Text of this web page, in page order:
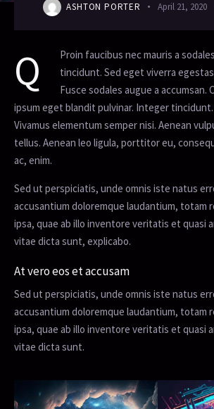
ASHTON PORTER April 21, 2020
Q
Proin faucibus nec mauris a
tincidunt. Sed eget viverra
Fusce sodales augue a accumsan.
ipsum eget blandit pulvinar. Integer tincidunt.
Vivamus elementum semper nisi. Aenean
tellus. Aenean leo ligula, porttitor eu,
ac, enim.
Sed ut perspiciatis, unde omnis iste natus
accusantium doloremque laudantium, totam
ipsa, quae ab illo inventore veritatis et quasi
vitae dicta sunt, explicabo.
At vero eos et accusam
Sed ut perspiciatis, unde omnis iste natus
accusantium doloremque laudantium, totam
ipsa, quae ab illo inventore veritatis et quasi
vitae dicta sunt.